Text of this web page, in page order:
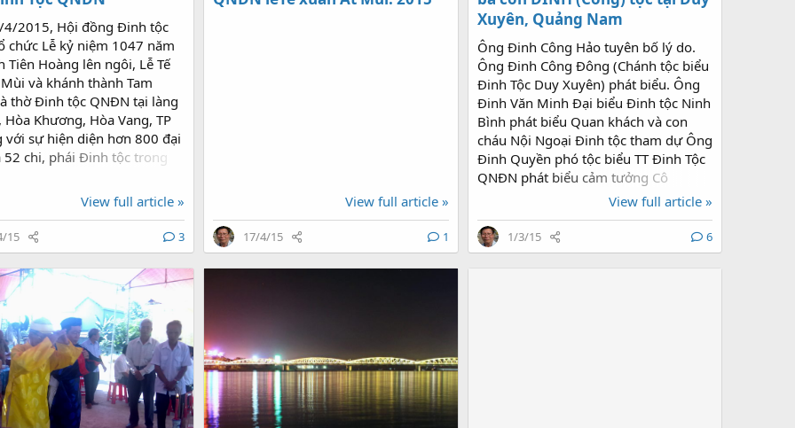
4/2015, Hội đồng Đinh tộc
chức Lễ kỷ niệm 1047 năm
Tiên Hoàng lên ngôi, Lễ Tế
và khánh thành Tam
thờ Đinh tộc QNĐN tại làng
Hòa Khương, Hòa Vang, TP
với sự hiện diện hơn 800 đại
52 chi, phái Đinh tộc trong
tỉnh Quảng Trị, Thừa
Khánh Hòa, Bình Thuận, Gia
Đắc Lắc, TP Hồ Chí Minh
Lạc Họ Đinh Miền Trung-
HĐ Đinh tộc còn đón
hoa của con cháu ngoai
Phúc, UVBCT, Phó Thủ
phủ và lẵng hoa của con
Đinh Văn Thu, Chủ tịch
Quảng Nam gủi tặng.
gặp mặt huyết thống Đinh
thiêng và...
View full article »
15 3
View full article »
17/4/15 1
Xuyên, Quảng Nam
Ông Đinh Công Hảo tuyên bố lý do.
Ông Đinh Công Đông (Chánh tộc biểu
Đinh Tộc Duy Xuyên) phát biểu. Ông
Đinh Văn Minh Đại biểu Đinh tộc Ninh
Bình phát biểu Quan khách và con
cháu Nội Ngoại Đinh tộc tham dự Ông
Đinh Quyền phó tộc biểu TT Đinh Tộc
QNĐN phát biểu cảm tưởng Cô
Nguyễn Thị Tường Vi đại diện cháu
Trao quà mừng thọ Trao thưởng
khuyến học
View full article »
1/3/15 6